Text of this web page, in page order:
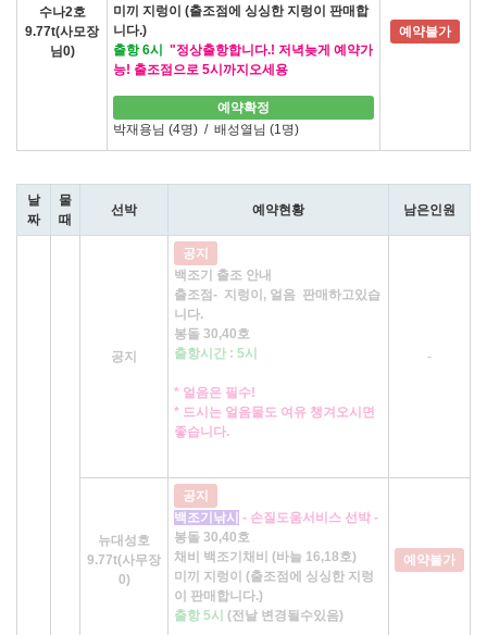
수나2호
9.77t(사모장
님0)
미끼 지렁이 (출조점에 싱싱한 지렁이 판매합
니다.)
출항 6시 "정상출항합니다.! 저녁늦게 예약가
능! 출조점으로 5시까지오세용
예약확정
박재용님 (4명) / 배성열님 (1명)
예약불가
날
짜
물
때
선박 예약현황 남은인원
공지
공지
백조기 출조 안내
출조점- 지렁이, 얼음 판매하고있습
니다.
봉돌 30,40호
출항시간 : 5시
* 얼음은 필수!
* 드시는 얼음물도 여유 챙겨오시면
좋습니다.
-
뉴대성호
9.77t(사무장
0)
공지
백조기낚시 - 손질도움서비스 선박 -
봉돌 30,40호
채비 백조기채비 (바늘 16,18호)
미끼 지렁이 (출조점에 싱싱한 지렁
이 판매합니다.)
출항 5시 (전날 변경될수있음)
예약불가